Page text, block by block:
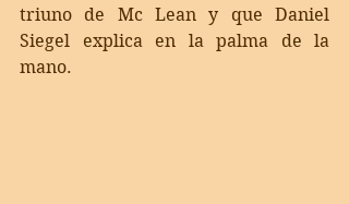
triuno de Mc Lean y que Daniel
Siegel explica en la palma de la
mano.